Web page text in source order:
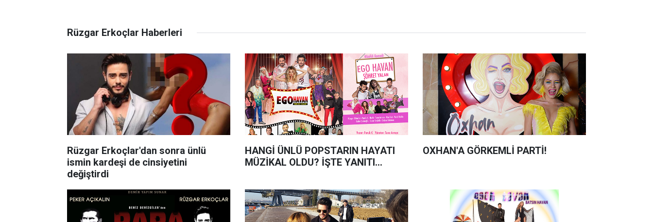
Rüzgar Erkoçlar Haberleri
Rüzgar Erkoçlar'dan sonra ünlü
ismin kardeşi de cinsiyetini
değiştirdi
HANGİ ÜNLÜ POPSTARIN HAYATI
MÜZİKAL OLDU? İŞTE YANITI...
OXHAN'A GÖRKEMLİ PARTİ!